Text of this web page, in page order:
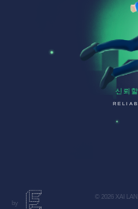
신뢰
© 2026 XAI
by